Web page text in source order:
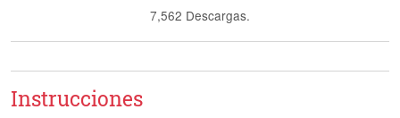
7,562 Descargas.
Instrucciones